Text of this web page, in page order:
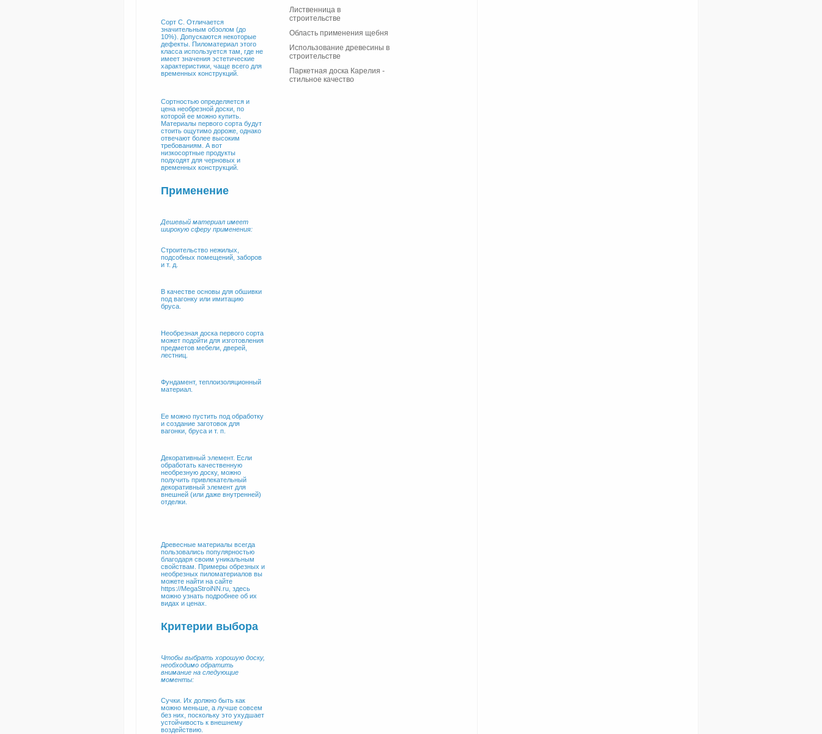
Сорт С. Отличается
значительным обзолом (до
10%). Допускаются некоторые
дефекты. Пиломатериал этого
класса используется там, где не
имеет значения эстетические
характеристики, чаще всего для
временных конструкций.
Сортностью определяется и
цена необрезной доски, по
которой ее можно купить.
Материалы первого сорта будут
стоить ощутимо дороже, однако
отвечают более высоким
требованиям. А вот
низкосортные продукты
подходят для черновых и
временных конструкций.
Применение
Дешевый материал имеет
широкую сферу применения:
Строительство нежилых,
подсобных помещений, заборов
и т. д.
В качестве основы для обшивки
под вагонку или имитацию
бруса.
Необрезная доска первого сорта
может подойти для изготовления
предметов мебели, дверей,
лестниц.
Фундамент, теплоизоляционный
материал.
Ее можно пустить под обработку
и создание заготовок для
вагонки, бруса и т. п.
Декоративный элемент. Если
обработать качественную
необрезную доску, можно
получить привлекательный
декоративный элемент для
внешней (или даже внутренней)
отделки.
Древесные материалы всегда
пользовались популярностью
благодаря своим уникальным
свойствам. Примеры обрезных и
необрезных пиломатериалов вы
можете найти на сайте
https://MegaStroiNN.ru, здесь
можно узнать подробнее об их
видах и ценах.
Критерии выбора
Чтобы выбрать хорошую доску,
необходимо обратить
внимание на следующие
моменты:
Сучки. Их должно быть как
можно меньше, а лучше совсем
без них, поскольку это ухудшает
устойчивость к внешнему
воздействию.
Лиственница в
строительстве
Область применения щебня
Использование древесины в
строительстве
Паркетная доска Карелия -
стильное качество